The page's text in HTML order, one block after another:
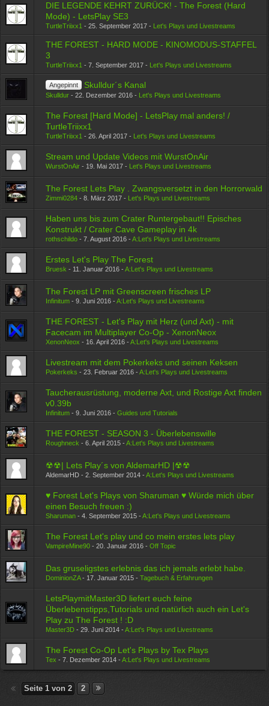
DIE LEGENDE KEHRT ZURÜCK! - The Forest (Hard
Mode) - LetsPlay SE3
TurtleTriixx1 -25. September 2017 - Let's Plays und Livestreams
THE FOREST - HARD MODE - KINOMODUS-STAFFEL
3
TurtleTriixx1 -7. September 2017 - Let's Plays und Livestreams
Angepinnt Skulldur´s Kanal
Skulldur -22. Dezember 2016 - Let's Plays und Livestreams
The Forest [Hard Mode] - LetsPlay mal anders! /
TurtleTriixx1
TurtleTriixx1 -26. April 2017 - Let's Plays und Livestreams
Stream und Update Videos mit WurstOnAir
WurstOnAir - 19. Mai 2017 - Let's Plays und Livestreams
The Forest Lets Play . Zwangsversetzt in den Horrorwald
Zimmi0284 -8. März 2017 - Let's Plays und Livestreams
Haben uns bis zum Crater Runtergebaut!! Episches
Konstrukt / Crater Cave Gameplay in 4k
rothschildo -7. August 2016 -A:Let's Plays und Livestreams
Erstes Let's Play The Forest
Bruesk - 11. Januar 2016 -A:Let's Plays und Livestreams
The Forest LP mit Greenscreen frisches LP
Infinitum -9. Juni 2016 -A:Let's Plays und Livestreams
THE FOREST - Let's Play mit Herz (und Axt) - mit
Facecam im Multiplayer Co-Op - XenonNeox
XenonNeox - 16. April 2016 -A:Let's Plays und Livestreams
Livestream mit dem Pokerkeks und seinen Keksen
Pokerkeks -23. Februar 2016 -A:Let's Plays und Livestreams
Taucherausrüstung, moderne Axt, und Rostige Axt finden
v0.39b
Infinitum -9. Juni 2016 -Guides und Tutorials
THE FOREST - SEASON 3 - Überlebenswille
Roughneck -6. April 2015 -A:Let's Plays und Livestreams
☢☢| Lets Play´s von AldemarHD |☢☢
AldemarHD -2. September 2014 -A:Let's Plays und Livestreams
♥ Forest Let's Plays von Sharuman ♥ Würde mich über
einen Besuch freuen :)
Sharuman -4. September 2015 -A:Let's Plays und Livestreams
The Forest Let's play und co mein erstes lets play
VampireMine90 -20. Januar 2016 -Off Topic
Das gruseligstes erlebnis das ich jemals erlebt habe.
DominionZA- 17. Januar 2015 -Tagebuch & Erfahrungen
LetsPlaymitMaster3D liefert euch feine
Überlebenstipps,Tutorials und natürlich auch ein Let's
Play zu The Forest ! :D
Master3D -29. Juni 2014 -A:Let's Plays und Livestreams
The Forest Co-Op Let's Plays by Tex Plays
Tex -7. Dezember 2014 -A:Let's Plays und Livestreams
Seite 1 von 2 2